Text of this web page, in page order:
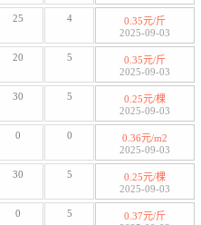
25 4
0.35元/斤
2025-09-03
20 5
0.35元/斤
2025-09-03
30 5
0.25元/棵
2025-09-03
0 0
0.36元/m2
2025-09-03
30 5
0.25元/棵
2025-09-03
0 5
0.37元/斤